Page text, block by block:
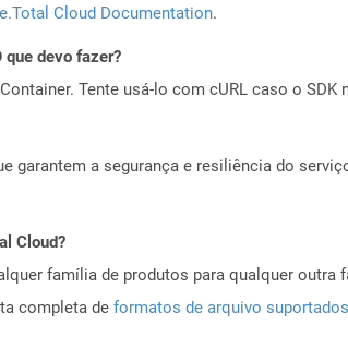
Cloud Documentation.
devo fazer?
Tente usá-lo com cURL caso o SDK
garantem a segurança e resiliência do
Cloud?
família de produtos para qualquer outra
completa de formatos de arquivo suportados